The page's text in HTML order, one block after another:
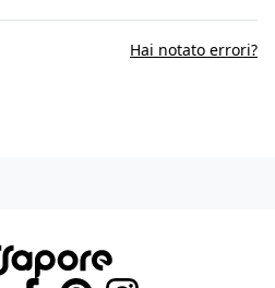
Hai notato errori?